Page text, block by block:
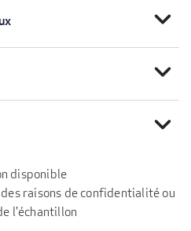
expand_more
expand_more
expand_more
disponible
raisons de confidentialité ou
l'échantillon